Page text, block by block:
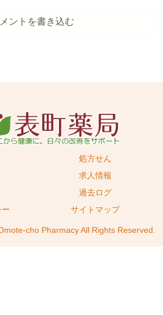
ントを書き込む
処方せん
求人情報
過去ログ
サイトマップ
cho Pharmacy All Rights Reserved.